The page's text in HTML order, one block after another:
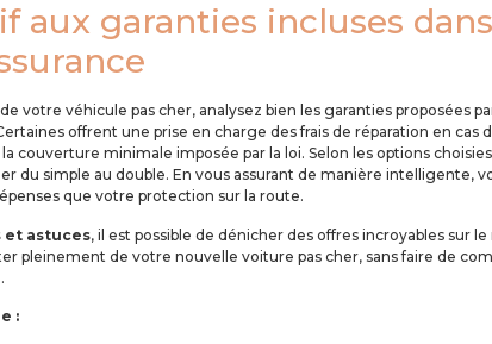
aux garanties incluses
votre véhicule pas cher, analysez bien les garanties proposées
offrent une prise en charge des frais de réparation en cas
couverture minimale imposée par la loi. Selon les options
du simple au double. En vous assurant de manière intelligente,
que votre protection sur la route.
et astuces, il est possible de dénicher des offres incroyables sur
pleinement de votre nouvelle voiture pas cher, sans faire de
: